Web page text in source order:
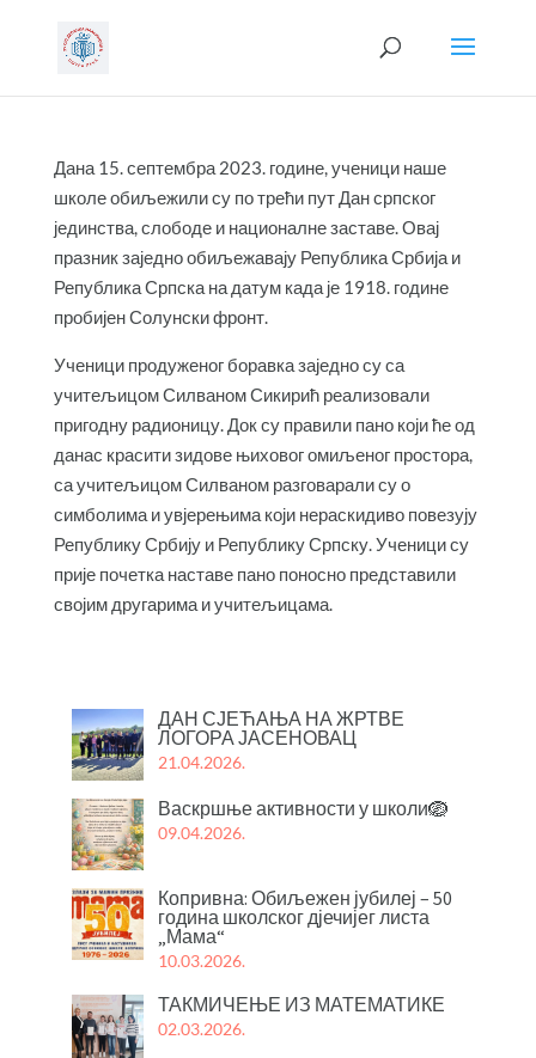
Дана 15. септембра 2023. године, ученици наше
школе обиљежили су по трећи пут Дан српског
јединства, слободе и националне заставе. Овај
празник заједно обиљежавају Република Србија и
Република Српска на датум када је 1918. године
пробијен Солунски фронт.
Ученици продуженог боравка заједно су са
учитељицом Силваном Сикирић реализовали
пригодну радионицу. Док су правили пано који ће од
данас красити зидове њиховог омиљеног простора,
са учитељицом Силваном разговарали су о
симболима и увјерењима који нераскидиво повезују
Републику Србију и Републику Српску. Ученици су
прије почетка наставе пано поносно представили
својим другарима и учитељицама.
ДАН СЈЕЋАЊА НА ЖРТВЕ
ЛОГОРА ЈАСЕНОВАЦ
21.04.2026.
Васкршње активности у школи🪺
09.04.2026.
Копривна: Обиљежен јубилеј – 50
година школског дјечијег листа
„Мама“
10.03.2026.
ТАКМИЧЕЊЕ ИЗ МАТЕМАТИКЕ
02.03.2026.